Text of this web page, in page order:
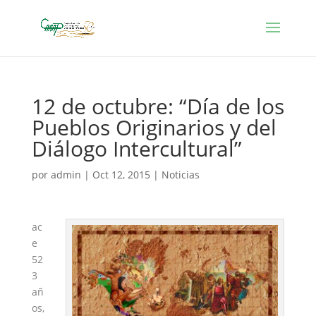
12 de octubre: “Día de los
Pueblos Originarios y del
Diálogo Intercultural”
por admin | Oct 12, 2015 | Noticias
ac
e
52
3
añ
os,